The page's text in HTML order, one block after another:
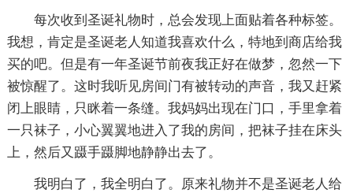
每次收到圣诞礼物时，总会发现上面贴着各种标签。
我想，肯定是圣诞老人知道我喜欢什么，特地到商店给我
买的吧。但是有一年圣诞节前夜我正好在做梦，忽然一下
被惊醒了。这时我听见房间门有被转动的声音，我又赶紧
闭上眼睛，只眯着一条缝。我妈妈出现在门口，手里拿着
一只袜子，小心翼翼地进入了我的房间，把袜子挂在床头
上，然后又蹑手蹑脚地静静出去了。
我明白了，我全明白了。原来礼物并不是圣诞老人给